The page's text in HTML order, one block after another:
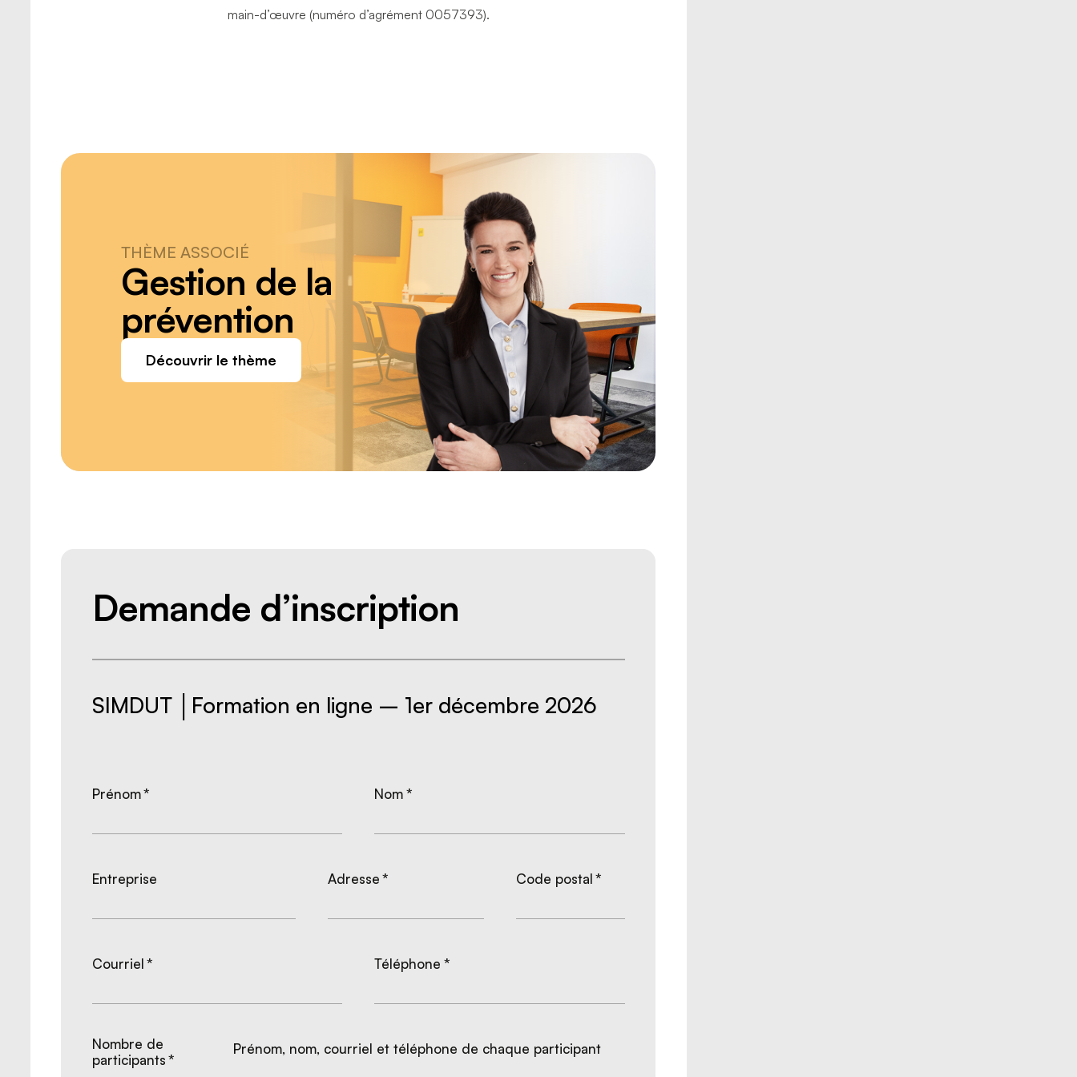
Identificateur du produit
Bilingue
Fiche de données de sécurité (FDS)
Comprendre ce que doit contenir chacune des 16 sections
Implantation du SIMDUT dans l’établissement
Description de l’implantation du SIMDUT dans l’établissement en 10
étapes
main-d’œuvre (numéro d’agrément 0057393).
THÈME ASSOCIÉ
Gestion de la
prévention
Découvrir le thème
Demande d’inscription
SIMDUT │Formation en ligne – 1er décembre 2026
Prénom* Nom*
Entreprise Adresse * Code postal *
Courriel * Téléphone *
Nombre de
participants *
Prénom, nom, courriel et téléphone de chaque participant